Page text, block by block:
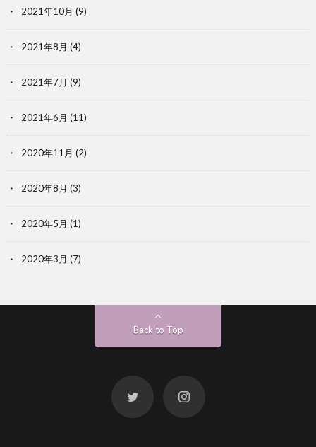
2021年10月 (9)
2021年8月 (4)
2021年7月 (9)
2021年6月 (11)
2020年11月 (2)
2020年8月 (3)
2020年5月 (1)
2020年3月 (7)
Back to Top